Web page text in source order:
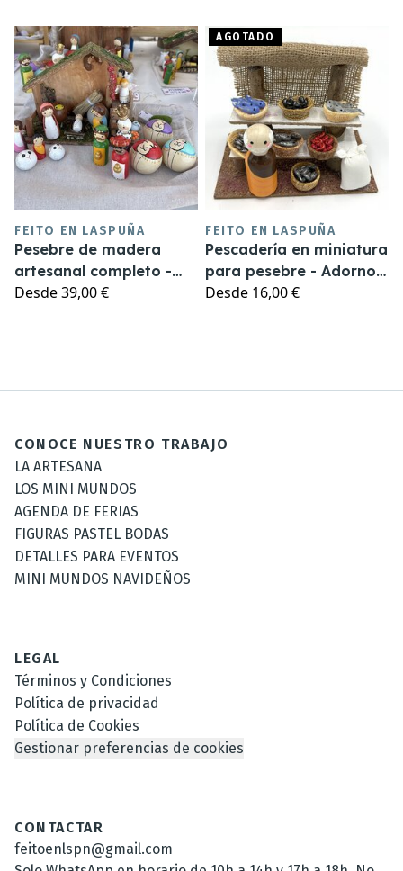
FEITO EN LASPUÑA
Pesebre de madera
artesanal completo -
Figuras de 6,5cm
Desde39,00 €
AGOTADO
FEITO EN LASPUÑA
Pescadería en miniatura
para pesebre - Adorno
pesebre
Desde 16,00 €
CONOCE NUESTRO TRABAJO
LA ARTESANA
LOS MINI MUNDOS
AGENDA DE FERIAS
FIGURAS PASTEL BODAS
DETALLES PARA EVENTOS
MINI MUNDOS NAVIDEÑOS
LEGAL
Términos y Condiciones
Política de privacidad
Política de Cookies
Gestionar preferencias de cookies
CONTACTAR
feitoenlspn@gmail.com